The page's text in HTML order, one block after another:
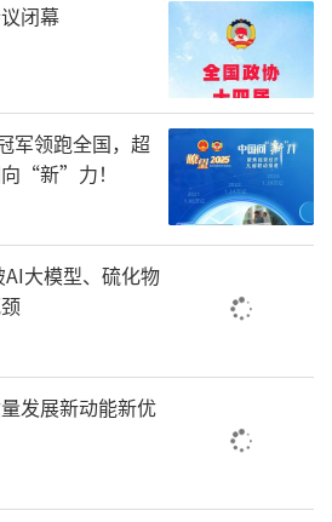
，海尔冰箱依托覆盖全球
外物流运营平台实现就近
与服务成本。
冰箱在全球落地“体验先
通过食材对比与实测等形
户直观感受Horizon冰箱的
闭幕
军领跑全国，超
“新”力！
大模型、硫化物
发展新动能新优